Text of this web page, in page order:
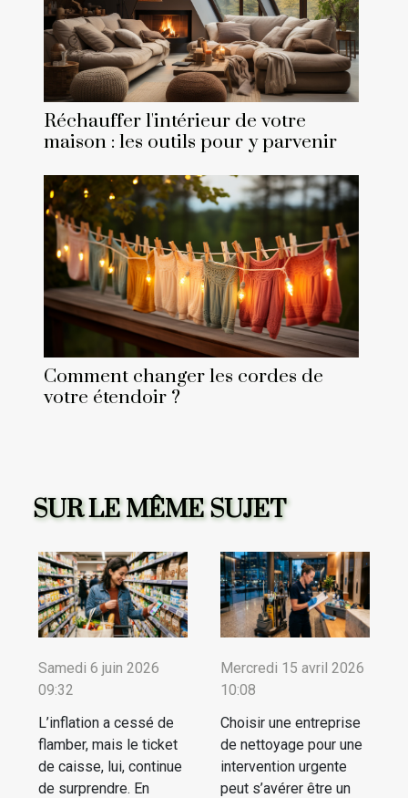
Réchauffer l'intérieur de votre
maison : les outils pour y parvenir
Comment changer les cordes de
votre étendoir ?
SUR LE MÊME SUJET
Samedi 6 juin 2026
09:32
L’inflation a cessé de
flamber, mais le ticket
de caisse, lui, continue
de surprendre. En
Mercredi 15 avril 2026
10:08
Choisir une entreprise
de nettoyage pour une
intervention urgente
peut s’avérer être un